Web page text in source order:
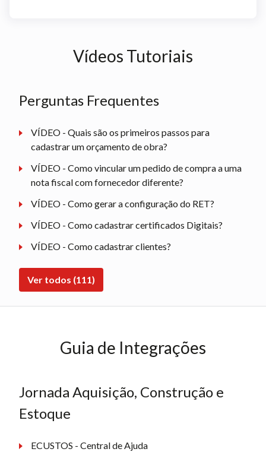
Vídeos Tutoriais
Perguntas Frequentes
VÍDEO - Quais são os primeiros passos para
cadastrar um orçamento de obra?
VÍDEO - Como vincular um pedido de compra a uma
nota fiscal com fornecedor diferente?
VÍDEO - Como gerar a configuração do RET?
VÍDEO - Como cadastrar certificados Digitais?
VÍDEO - Como cadastrar clientes?
Ver todos (111)
Guia de Integrações
Jornada Aquisição, Construção e
Estoque
ECUSTOS - Central de Ajuda